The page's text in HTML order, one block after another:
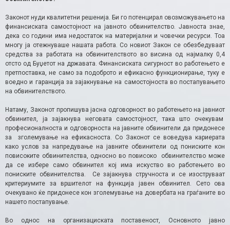
Законот нуди квалитетни решенија. Би го потенцирал овозможувањето на
финансиската самостојност на јавното обвинителство. Јавноста знае,
дека со години има недостаток на материјални и човечки ресурси. Тоа
многу ја отежнуваше нашата работа. Со новиот Закон се обезбедуваат
средства за работата на обвинителството во висина од најмалку 0,4
отсто од Буџетот на државата. Финансиската сигурност во работењето е
претпоставка, не само за подоброто и ефикасно функционирање, туку е
воедно и гаранција за зајакнување на самостојноста во постапувањето
на обвинителството.
Натаму, Законот пропишува јасна одговорност во работењето на јавниот
обвинител, ја зајакнува неговата самостојност, така што очекувам
професионалноста и одговорноста на јавните обвинители да придонесе
за зголемување на ефикасноста. Со Законот се воведува кариерата
како услов за напредување на јавните обвинители од пониските кон
повисоките обвинителства, односно во повисоко обвинителство може
да се избере само обвинител кој има искуство во работењето во
пониските обвинителства. Се зајакнува стручноста и се изоструваат
критериумите за вршителот на функција јавен обвинител. Сето ова
очекувано ќе придонесе кон зголемување на довербата на граѓаните во
нашето постапување.
Во однос на организациската поставеност, Основното јавно